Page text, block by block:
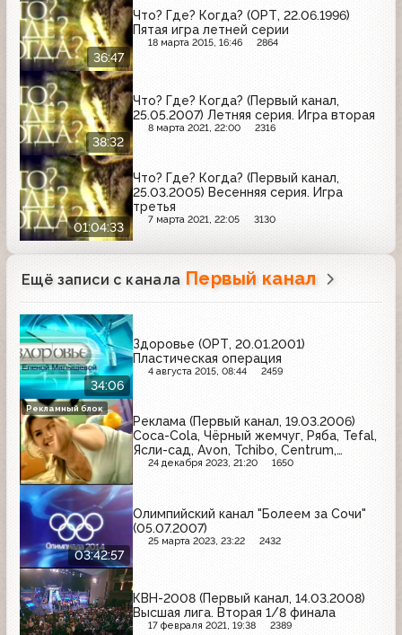
36:47
Что? Где? Когда? (ОРТ, 22.06.1996)
Пятая игра летней серии
18 марта 2015, 16:46 2864
38:32
Что? Где? Когда? (Первый канал,
25.05.2007) Летняя серия. Игра вторая
8 марта 2021, 22:00 2316
01:04:33
Что? Где? Когда? (Первый канал,
25.03.2005) Весенняя серия. Игра
третья
7 марта 2021, 22:05 3130
Ещё записи с канала Первый канал
34:06
Здоровье (ОРТ, 20.01.2001)
Пластическая операция
4 августа 2015, 08:44 2459
Реклама (Первый канал, 19.03.2006)
Coca-Cola, Чёрный жемчуг, Ряба, Tefal,
Ясли-сад, Avon, Tchibo, Centrum,
Весёлый молочник, Снежная королева,
24 декабря 2023, 21:20 1650
Рекламный блок
03:42:57
Олимпийский канал "Болеем за Сочи"
(05.07.2007)
25 марта 2023, 23:22 2432
КВН-2008 (Первый канал, 14.03.2008)
Высшая лига. Вторая 1/8 финала
17 февраля 2021, 19:38 2389